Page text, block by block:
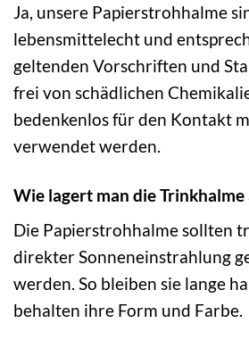
Ja, unsere Papierstrohhalme
lebensmittelecht und
geltenden Vorschriften und
frei von schädlichen
bedenkenlos für den Kontakt
verwendet werden.
Wie lagert man die Trinkhalme
Die Papierstrohhalme sollten
direkter Sonneneinstrahlung
werden. So bleiben sie lange
behalten ihre Form und Farbe.